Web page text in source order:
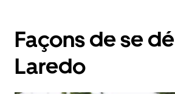
bas
pour
interagir
avec
Façons de se
Laredo